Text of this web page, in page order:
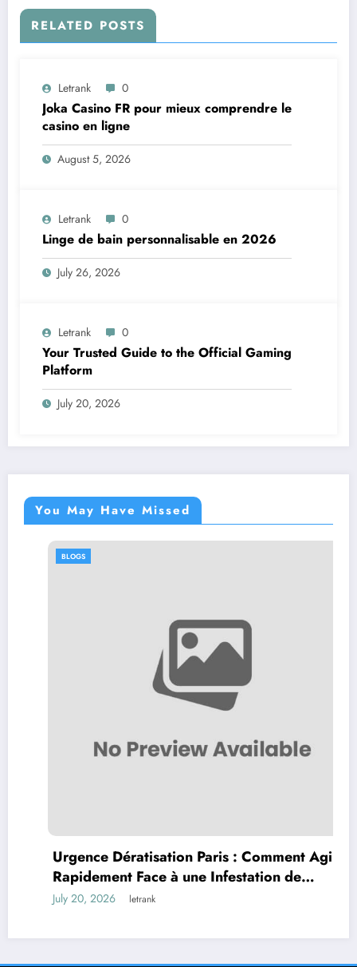
RELATED POSTS
Letrank 0
Joka Casino FR pour mieux comprendre le
casino en ligne
August 5, 2026
Letrank 0
Linge de bain personnalisable en 2026
July 26, 2026
Letrank 0
Your Trusted Guide to the Official Gaming
Platform
July 20, 2026
You May Have Missed
Urgence Dératisation Paris : Comment Agir
Rapidement Face à une Infestation de
Rongeurs
July 20, 2026 letrank